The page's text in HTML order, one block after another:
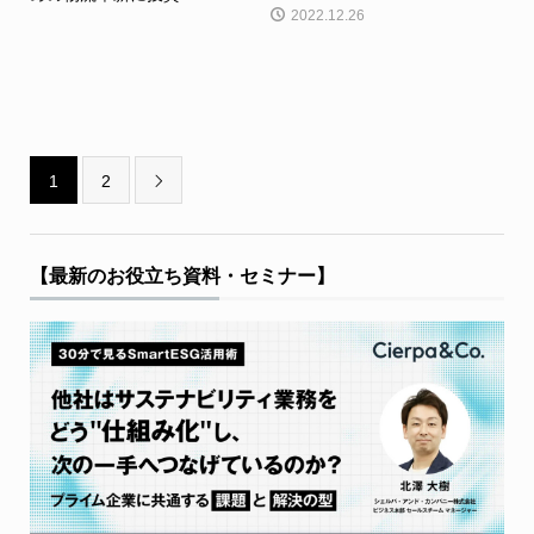
2022.12.26
1 2 
【最新のお役立ち資料・セミナー】